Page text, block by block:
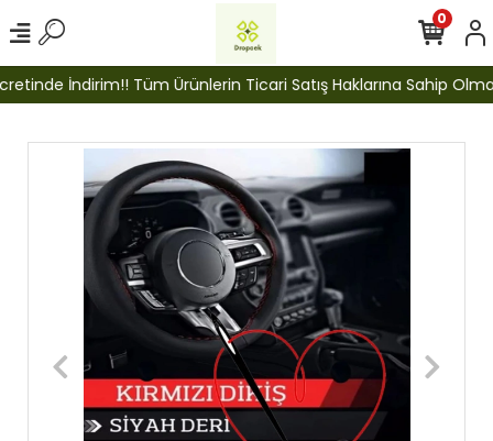
İndirim!! Tüm Ürünlerin Ticari Satış Haklarına Sahip
0